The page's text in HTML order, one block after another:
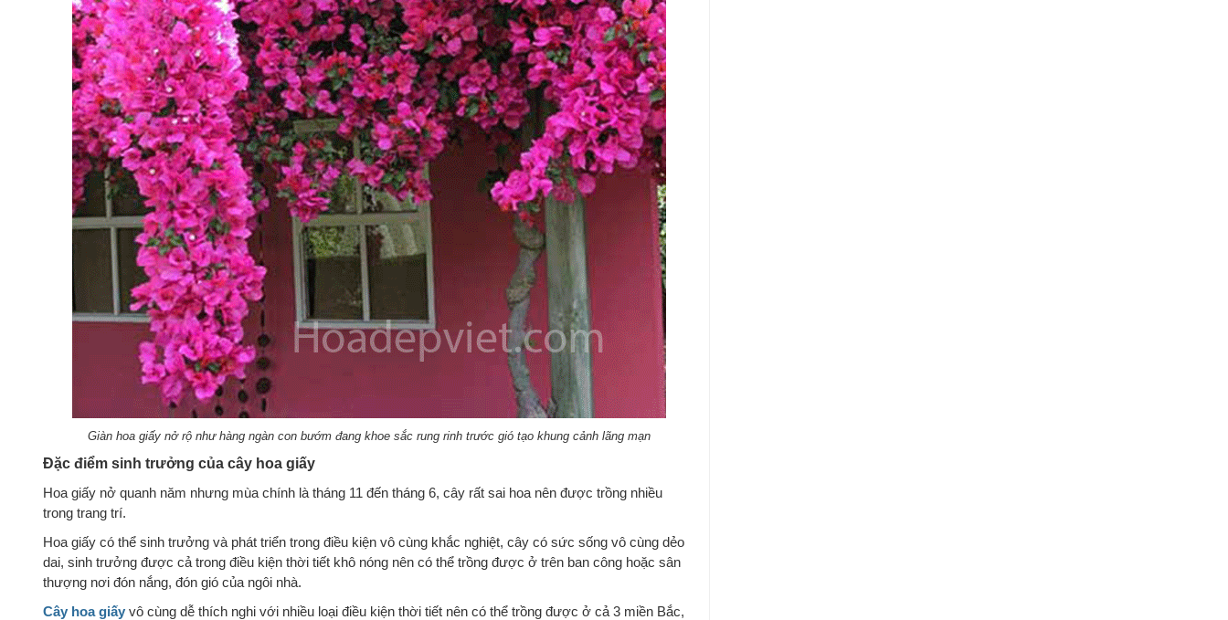
Giàn hoa giấy nở rộ như hàng ngàn con bướm đang khoe sắc rung rinh trước gió tạo khung cảnh lãng mạn
Đặc điểm sinh trưởng của cây hoa giấy
Hoa giấy nở quanh năm nhưng mùa chính là tháng 11 đến tháng 6, cây rất sai hoa nên được trồng nhiều
trong trang trí.
Hoa giấy có thể sinh trưởng và phát triển trong điều kiện vô cùng khắc nghiệt, cây có sức sống vô cùng dẻo
dai, sinh trưởng được cả trong điều kiện thời tiết khô nóng nên có thể trồng được ở trên ban công hoặc sân
thượng nơi đón nắng, đón gió của ngôi nhà.
Cây hoa giấy vô cùng dễ thích nghi với nhiều loại điều kiện thời tiết nên có thể trồng được ở cả 3 miền Bắc,